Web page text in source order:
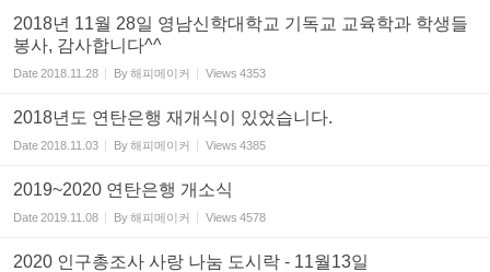
2018년 11월 28일 영남신학대학교 기독교 교육학과 학생들
봉사, 감사합니다^^
Date2018.11.28 By해피메이커 Views 4353
2018년도 연탄은행 재개식이 있었습니다.
Date2018.11.03 By해피메이커 Views 4385
2019~2020 연탄은행 개소식
Date2019.11.08 By해피메이커 Views 4578
2020 인구총조사 사랑 나눔 도시락 - 11월13일